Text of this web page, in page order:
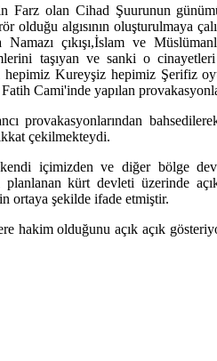
Farz olan Cihad Şuurunun
algısının oluşturulmaya
çıkışı,İslam ve
taşıyan ve sanki o
Kureyşiz hepimiz Şerifiz
Cami'inde yapılan
provakasyonlarından
çekilmekteydi.
içimizden ve diğer bölge
kürt devleti üzerinde
ortaya şekilde ifade etmiştir.
hakim olduğunu açık açık